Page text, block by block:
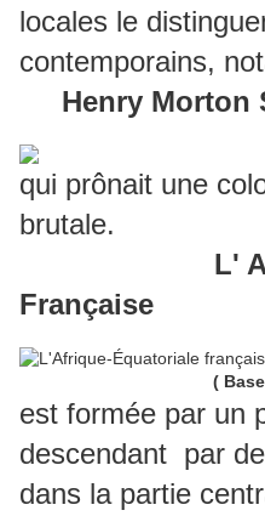
locales le
contemporains,
Henry Morton
qui prônait une
brutale.
L'
Française
(
est formée par un
descendant par
dans la partie